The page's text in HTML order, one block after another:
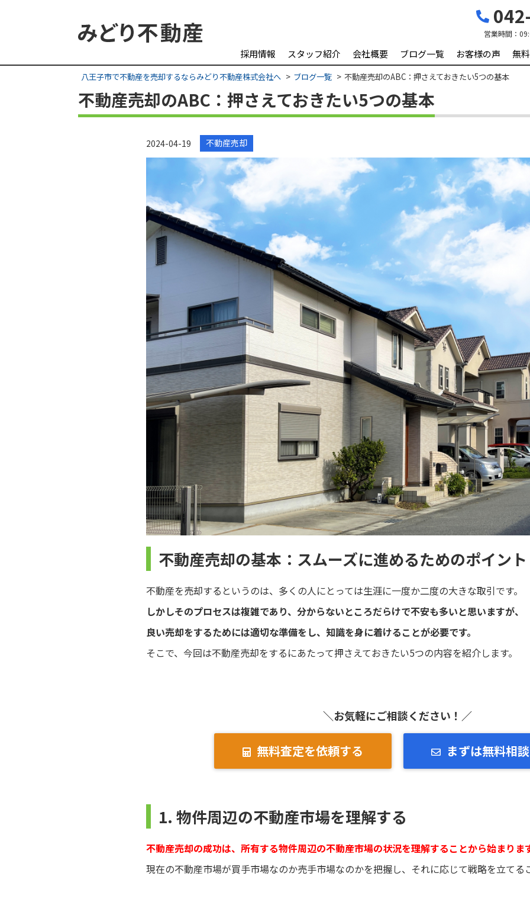
営業時間：
採用情報 スタッフ紹介 会社概要 ブログ一覧 お客様の声 無
八王子市で不動産を売却するならみどり不動産株式会社へ ブログ一覧 不動産売却のABC：押さえておきたい5つの基本
不動産売却のABC：押さえておきたい5つの基本
2024-04-19 不動産売却
不動産売却の基本：スムーズに進めるためのポイント
不動産を売却するというのは、多くの人にとっては生涯に一度か二度の大きな取引です。
しかしそのプロセスは複雑であり、分からないところだらけで不安も多いと思いますが、
良い売却をするためには適切な準備をし、知識を身に着けることが必要です。
そこで、今回は不動産売却をするにあたって押さえておきたい5つの内容を紹介します。
＼お気軽にご相談ください！／
無料査定を依頼する まずは無料相
1. 物件周辺の不動産市場を理解する
不動産売却の成功は、所有する物件周辺の不動産市場の状況を理解することから始まりま
現在の不動産市場が買手市場なのか売手市場なのかを把握し、それに応じて戦略を立てる